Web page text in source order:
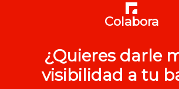
Colabora
¿Quieres darle
visibilidad a tu